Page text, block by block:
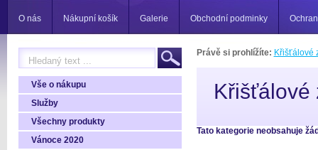
O nás Nákupní košík Galerie Obchodní podminky
Vše o nákupu
Služby
Všechny produkty
Vánoce 2020
Právě si prohlížíte: Křišťálové
Křišťálové
Tato kategorie neobsahuje